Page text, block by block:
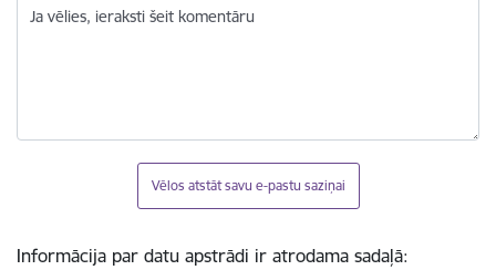
Ja vēlies, ieraksti šeit komentāru
Vēlos atstāt savu e-pastu saziņai
Informācija par datu apstrādi ir atrodama sadaļā: